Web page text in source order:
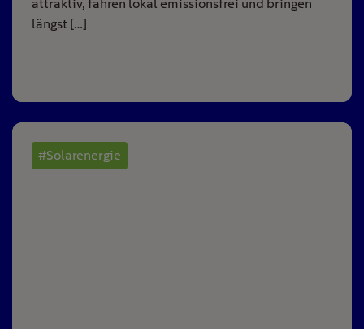
attraktiv, fahren lokal emissionsfrei und bringen
längst […]
#Solarenergie